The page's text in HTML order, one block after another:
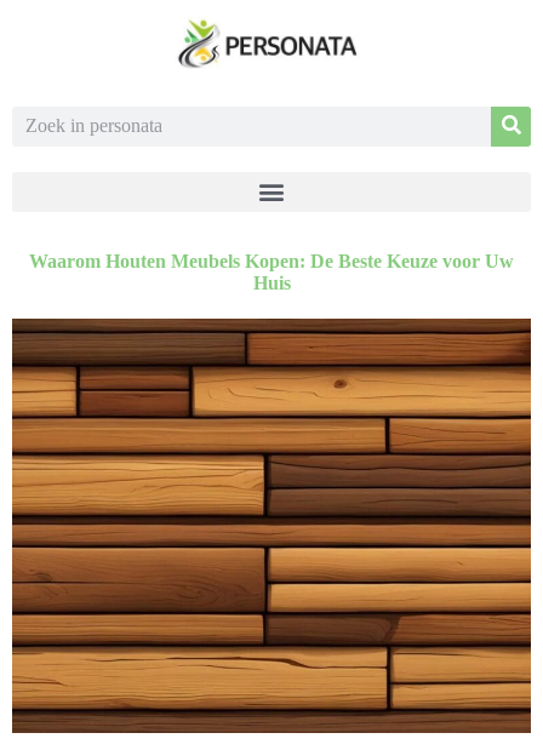
Waarom Houten Meubels Kopen: De Beste Keuze voor Uw
Huis